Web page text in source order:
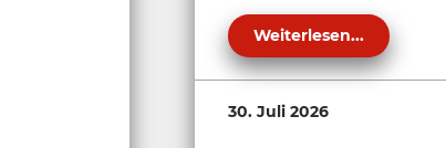
Weiterlesen...
30. Juli 2026